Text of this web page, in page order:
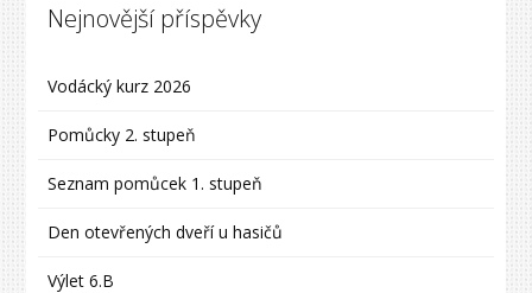
Nejnovější příspěvky
Vodácký kurz 2026
Pomůcky 2. stupeň
Seznam pomůcek 1. stupeň
Den otevřených dveří u hasičů
Výlet 6.B